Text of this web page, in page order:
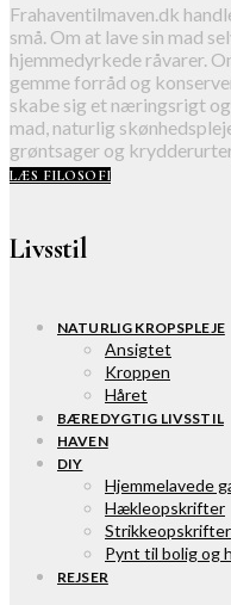
Frahaventilmaven.dk
små. Om at lave sin mad
hjemmedyrkede råvarer.
gemme forråd og
skabe sig et næringsrigt
mad, naturlig
grøntsager og
LÆS FILOSOFI
Livsstil
NATURLIG KROPSPLEJE
Ansigtet
Kroppen
Håret
BÆREDYGTIG LIVSSTIL
HAVEN
DIY
Hjemmelavede
Hækleopskrifter
Strikkeopskrifter
Pynt til bolig og
REJSER